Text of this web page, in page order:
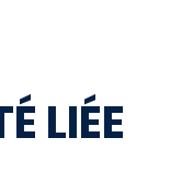
LIÉE